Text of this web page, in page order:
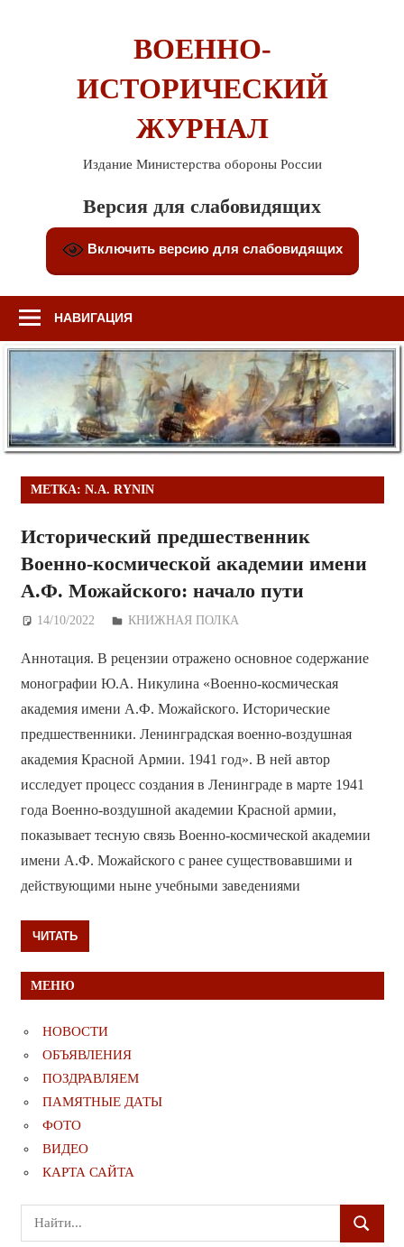
ВОЕННО-
ИСТОРИЧЕСКИЙ
ЖУРНАЛ
Издание Министерства обороны России
Версия для слабовидящих
Включить версию для слабовидящих
НАВИГАЦИЯ
МЕТКА: N.A. RYNIN
Исторический предшественник
Военно-космической академии имени
А.Ф. Можайского: начало пути
14/10/2022 Дежурный по Редакции
КНИЖНАЯ ПОЛКА
Аннотация. В рецензии отражено основное содержание
монографии Ю.А. Никулина «Военно-космическая
академия имени А.Ф. Можайского. Исторические
предшественники. Ленинградская военно-воздушная
академия Красной Армии. 1941 год». В ней автор
исследует процесс создания в Ленинграде в марте 1941
года Военно-воздушной академии Красной армии,
показывает тесную связь Военно-космической академии
имени А.Ф. Можайского с ранее существовавшими и
действующими ныне учебными заведениями
ЧИТАТЬ
МЕНЮ
НОВОСТИ
ОБЪЯВЛЕНИЯ
ПОЗДРАВЛЯЕМ
ПАМЯТНЫЕ ДАТЫ
ФОТО
ВИДЕО
КАРТА САЙТА
Поиск
для:
ПОИСК